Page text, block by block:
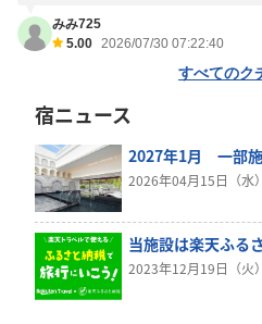
みみ725
5.00 2026/07/30 07:22:40
すべてのク
宿ニュース
2027年1月 一部
2026年04月15日（水）
当施設は楽天ふる
2023年12月19日（火）